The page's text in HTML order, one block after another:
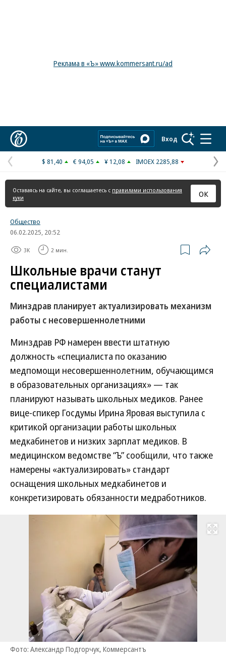
Реклама в «Ъ» www.kommersant.ru/ad
Вход
Предыдущая
страница
$ 81,40 € 94,05 ¥ 12,08 IMOEX 2285,88
Оставаясь на сайте, вы соглашаетесь с правилами использования
куки
ОК
Общество
06.02.2025, 20:52
3K 2 мин.
Школьные врачи станут
специалистами
Минздрав планирует актуализировать механизм
работы с несовершеннолетними
Минздрав РФ намерен ввести штатную
должность «специалиста по оказанию
медпомощи несовершеннолетним, обучающимся
в образовательных организациях» — так
планируют называть школьных медиков. Ранее
вице-спикер Госдумы Ирина Яровая выступила с
критикой организации работы школьных
медкабинетов и низких зарплат медиков. В
медицинском ведомстве “Ъ” сообщили, что также
намерены «актуализировать» стандарт
оснащения школьных медкабинетов и
конкретизировать обязанности медработников.
Развернуть
Фото: Александр Подгорчук, Коммерсантъ